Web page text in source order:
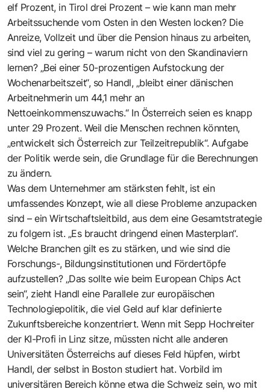
elf Prozent, in Tirol drei Prozent – wie kann man mehr
Arbeitssuchende vom Osten in den Westen locken? Die
Anreize, Vollzeit und über die Pension hinaus zu arbeiten,
sind viel zu gering – warum nicht von den Skandinaviern
lernen? „Bei einer 50-prozentigen Aufstockung der
Wochenarbeitszeit“, so Handl, „bleibt einer dänischen
Arbeitnehmerin um 44,1 mehr an
Nettoeinkommenszuwachs.“ In Österreich seien es knapp
unter 29 Prozent. Weil die Menschen rechnen könnten,
„entwickelt sich Österreich zur Teilzeitrepublik“. Aufgabe
der Politik werde sein, die Grundlage für die Berechnungen
zu ändern.
Was dem Unternehmer am stärksten fehlt, ist ein
umfassendes Konzept, wie all diese Probleme anzupacken
sind – ein Wirtschaftsleitbild, aus dem eine Gesamtstrategie
zu folgern ist. „Es braucht dringend einen Masterplan“.
Welche Branchen gilt es zu stärken, und wie sind die
Forschungs-, Bildungsinstitutionen und Fördertöpfe
aufzustellen? „Das sollte wie beim European Chips Act
sein“, zieht Handl eine Parallele zur europäischen
Technologiepolitik, die viel Geld auf klar definierte
Zukunftsbereiche konzentriert. Wenn mit Sepp Hochreiter
der KI-Profi in Linz sitze, müssten nicht alle anderen
Universitäten Österreichs auf dieses Feld hüpfen, wirbt
Handl, der selbst in Boston studiert hat. Vorbild im
universitären Bereich könne etwa die Schweiz sein, wo mit